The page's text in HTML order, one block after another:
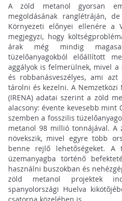
A zöld metanol gyorsan
megoldásának ranglétráján,
Környezeti előnyei ellenére a
megjegyzi, hogy
árak még mindig
tüzelőanyagokból előállított
aggályok is felmerülnek, mivel
és robbanásveszélyes, ami
tárolni és kezelni. A Nemzetközi
(IRENA) adatai szerint a zöld
alacsony: évente kevesebb
szemben a fosszilis
metanol 98 millió tonnájával. A
növekszik, mivel egyre több
benne rejlő lehetőségeket. A
üzemanyagba történő
használni buszokban és
zöld metanol projektek
spanyolországi Huelva
csatorna közelében is.